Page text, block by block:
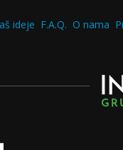
ideje F.A.Q. O nama